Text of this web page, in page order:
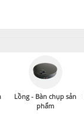
Lồng - Bàn chụp sản
phẩm